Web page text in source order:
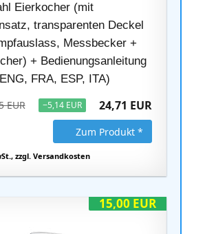
Eierkocher (mit
transparenten Deckel
Messbecker +
+ Bedienungsanleitung
FRA, ESP, ITA)
EUR −5,14 EUR 24,71 EUR
Zum Produkt *
zzgl. Versandkosten
15,00 EUR